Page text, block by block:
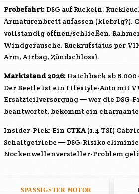
Probefahrt: DSG auf Ruckeln.
Armaturenbrett anfassen (klebrig?).
vollständig öffnen/schließen.
Windgeräusche. Rückrufstatus per
Arm, Airbag, Zündschloss).
Marktstand 2026: Hatchback ab 6.000
Der Beetle ist ein Lifestyle-Auto mit
Ersatzteilversorgung — wer die DSG-
beantwortet, bekommt ein
Insider-Pick: Ein CTKA(1.4 TSI)
Schaltgetriebe — DSG-Risiko
Nockenwellenversteller-Problem
SPASSIGSTER MOTOR